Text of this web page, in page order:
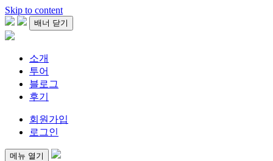
Skip to content
배너 닫기
소개
투어
블로그
후기
회원가입
로그인
메뉴 열기